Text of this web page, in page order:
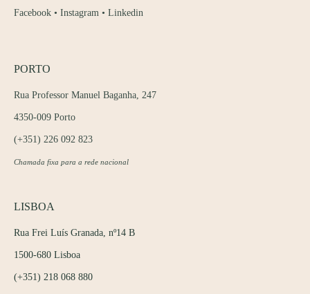
Facebook • Instagram • Linkedin
PORTO
Rua Professor Manuel Baganha, 247
4350-009 Porto
(+351) 226 092 823
Chamada fixa para a rede nacional
LISBOA
Rua Frei Luís Granada, nº14 B
1500-680 Lisboa
(+351) 218 068 880